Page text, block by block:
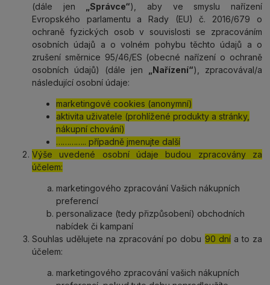
(dále jen „Správce“), aby ve smyslu nařízení
Evropského parlamentu a Rady (EU) č. 2016/679 o
ochraně fyzických osob v souvislosti se zpracováním
osobních údajů a o volném pohybu těchto údajů a o
zrušení směrnice 95/46/ES (obecné nařízení o ochraně
osobních údajů) (dále jen „Nařízení“), zpracovával/a
následující osobní údaje:
marketingové cookies (anonymní)
aktivita uživatele (prohlížené produkty a stránky,
nákupní chování)
………….. případně jmenujte další
Výše uvedené osobní údaje budou zpracovány za
účelem:
marketingového zpracování Vašich nákupních
preferencí
personalizace (tedy přizpůsobení) obchodních
nabídek či kampaní
Souhlas udělujete na zpracování po dobu 90 dnía to za
účelem:
marketingového zpracování vašich nákupních